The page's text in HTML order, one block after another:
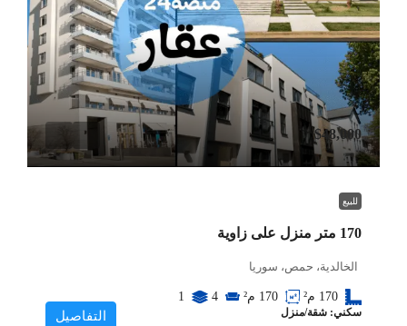
$48,000
للبيع
170 متر منزل على زاوية
الخالدية، حمص، سوريا
170 م² 170 م² 4
1
سكني: شقة/منزل التفاصيل